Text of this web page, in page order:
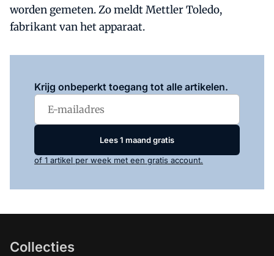
worden gemeten. Zo meldt Mettler Toledo,
fabrikant van het apparaat.
Krijg onbeperkt toegang tot alle artikelen.
Lees 1 maand gratis
of 1 artikel per week met een gratis account.
Collecties